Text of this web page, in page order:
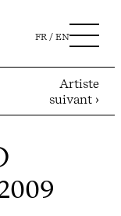
FR EN
Artiste
suivant ›